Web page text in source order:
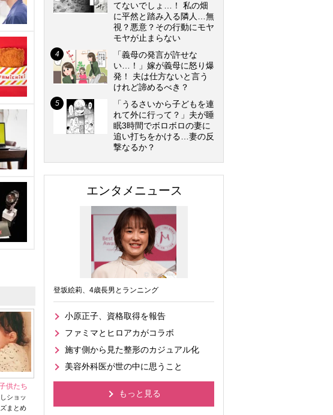
供たち
ショッ
まとめ
てないでしょ…！ 私の畑
に平然と踏み入る隣人…無
視？悪意？その行動にモヤ
モヤが止まらない
「義母の発言が許せな
い…！」嫁が義母に怒り爆
発！ 夫は仕方ないと言う
けれど諦めるべき？
「うるさいから子どもを連
れて外に行って？」夫が睡
眠3時間でボロボロの妻に
追い打ちをかける…妻の反
撃なるか？
エンタメニュース
登坂絵莉、4歳長男とランニング
小原正子、資格取得を報告
ファミマとヒロアカがコラボ
施す側から見た整形のカジュアル化
美容外科医が世の中に思うこと
もっと見る